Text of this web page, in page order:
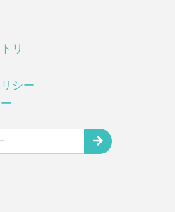
リ
シー